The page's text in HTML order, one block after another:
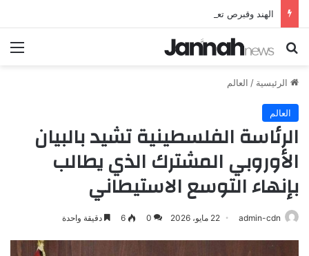
بحث عن
الرئيسية / العالم
العالم
الرئاسة الفلسطينية تشيد بالبيان
الأوروبي المشترك الذي يطالب
بإنهاء التوسع الاستيطاني
admin-cdn 22 مايو، 2026 0
6 دقيقة واحدة